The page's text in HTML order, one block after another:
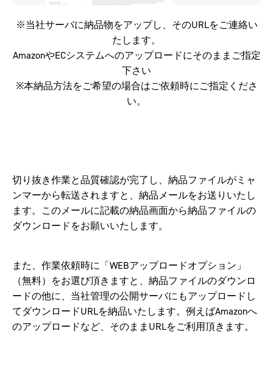
※当社サーバに納品物をアップし、そのURLをご連絡い
たします。
AmazonやECシステムへのアップロードにそのままご指定
下さい
※本納品方法をご希望の場合はご依頼時にご指定くださ
い。
切り抜き作業と品質確認が完了し、納品ファイルがミャ
ンマーから転送されますと、納品メールをお送りいたし
ます。このメールに記載の納品画面から納品ファイルの
ダウンロードをお願いいたします。
また、作業依頼時に「WEBアップロードオプション」
（無料）をお選び頂きますと、納品ファイルのダウンロ
ードの他に、当社管理の公開サーバにもアップロードし
てダウンロードURLを納品いたします。例えばAmazonへ
のアップロードなど、そのままURLをご利用頂きます。